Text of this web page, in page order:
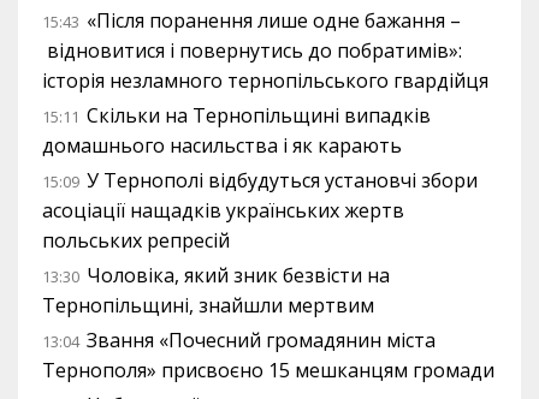
15:43 «Після поранення лише одне бажання –
відновитися і повернутись до побратимів»:
історія незламного тернопільського гвардійця
15:11 Скільки на Тернопільщині випадків
домашнього насильства і як карають
15:09 У Тернополі відбудуться установчі збори
асоціації нащадків українських жертв
польських репресій
13:30 Чоловіка, який зник безвісти на
Тернопільщині, знайшли мертвим
13:04 Звання «Почесний громадянин міста
Тернополя» присвоєно 15 мешканцям громади